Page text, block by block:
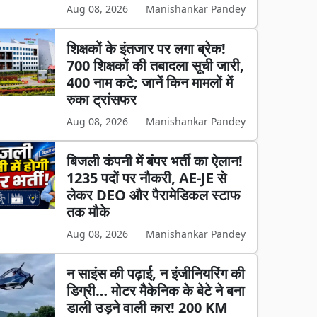
Aug 08, 2026 Manishankar Pandey
शिक्षकों के इंतजार पर लगा ब्रेक!
700 शिक्षकों की तबादला सूची जारी,
400 नाम कटे; जानें किन मामलों में
रुका ट्रांसफर
Aug 08, 2026 Manishankar Pandey
बिजली कंपनी में बंपर भर्ती का ऐलान!
1235 पदों पर नौकरी, AE-JE से
लेकर DEO और पैरामेडिकल स्टाफ
तक मौके
Aug 08, 2026 Manishankar Pandey
न साइंस की पढ़ाई, न इंजीनियरिंग की
डिग्री… मोटर मैकेनिक के बेटे ने बना
डाली उड़ने वाली कार! 200 KM